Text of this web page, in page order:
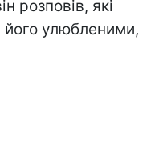
розповів, які
його улюбленими,